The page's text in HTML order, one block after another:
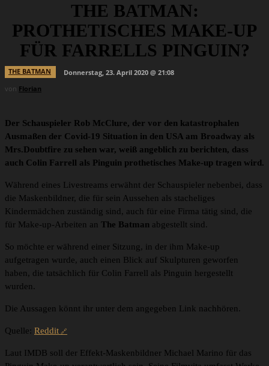
THE BATMAN:
PROTHETISCHES MAKE-UP
FÜR FARRELLS PINGUIN?
THE BATMAN
Donnerstag, 23. April 2020 @ 21:08
von Florian
Der Schauspieler Rob McClure, der vor den katastrophalen
Ausmaßen der Covid-19 Situation in den USA am Broadway als
Mrs.Doubtfire zu sehen war, weiß angeblich zu berichten, dass
auch Colin Farrell als Pinguin prothetisches Make-up tragen wird.
Während eines Livestreams erwähnt der Schauspieler nebenbei, dass
die Maskenbildner, die für sein Aussehen als stacheliges
Kindermädchen zuständig sind, auch für eine Firma tätig sind, die
für Make-up-Arbeiten an The Batman abgestellt sind.
So möchte er während einer Sitzung, in der ihm Make-up
aufgetragen wurde, auch einen Blick auf Skulpturen geworfen
haben, die tatsächlich für Colin Farrell als Pinguin hergestellt
wurden.
Die Aussagen könnt ihr unter dem angegeben Link nachhören.
Quelle: Reddit
Laut IMDB soll der Effekt-Maskenbildner Michael Marino für das